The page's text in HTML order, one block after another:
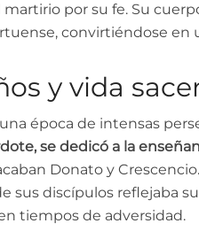
martirio por su fe. Su
convirtiéndose
y vida
época de intensas
se dedicó a la
Donato y
sus discípulos reflejaba
tiempos de adversidad.